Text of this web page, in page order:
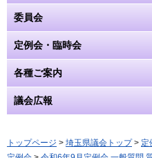
委員会
定例会・臨時会
各種ご案内
議会広報
トップページ > 埼玉県議会トップ> 定